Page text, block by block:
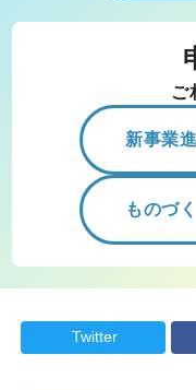
ご
新事業
ものづ
Twitter